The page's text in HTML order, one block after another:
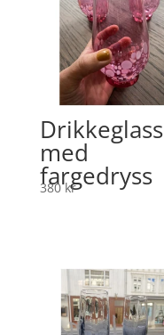
Drikkeglass
med
fargedryss
380kr